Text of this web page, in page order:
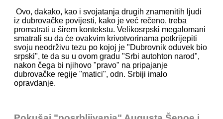
Ovo, dakako, kao i svojatanja drugih znamenitih ljudi
iz dubrovačke povijesti, kako je već rečeno, treba
promatrati u širem kontekstu. Velikosrpski megalomani
smatrali su da će ovakvim krivotvorinama potkrijepiti
svoju neodrživu tezu po kojoj je "Dubrovnik oduvek bio
srpski", te da su u ovom gradu "Srbi autohton narod",
nakon čega bi njihovo "pravo" na pripajanje
dubrovačke regije "matici", odn. Srbiji imalo
opravdanje.